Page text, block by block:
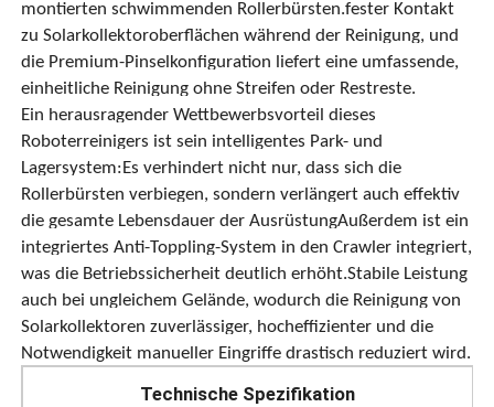
Über uns
Fabrik Tour
Qualitätskontrolle
Kontakt
Nachrichten
montierten schwimmenden Rollerbürsten.fester Kontakt
zu Solarkollektoroberflächen während der Reinigung, und
die Premium-Pinselkonfiguration liefert eine umfassende,
einheitliche Reinigung ohne Streifen oder Restreste.
Ein herausragender Wettbewerbsvorteil dieses
Roboterreinigers ist sein intelligentes Park- und
Lagersystem:Es verhindert nicht nur, dass sich die
Rollerbürsten verbiegen, sondern verlängert auch effektiv
die gesamte Lebensdauer der AusrüstungAußerdem ist ein
integriertes Anti-Toppling-System in den Crawler integriert,
was die Betriebssicherheit deutlich erhöht.Stabile Leistung
auch bei ungleichem Gelände, wodurch die Reinigung von
Solarkollektoren zuverlässiger, hocheffizienter und die
Notwendigkeit manueller Eingriffe drastisch reduziert wird.
Technische Spezifikation